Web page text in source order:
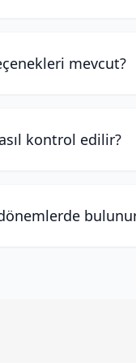
mevcut?
kontrol edilir?